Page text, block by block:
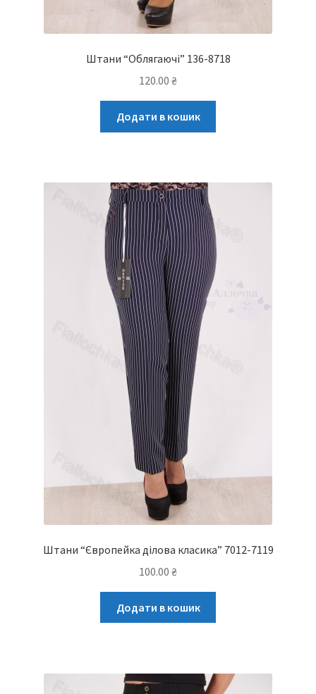
Штани “Облягаючі” 136-8718
120.00 ₴
Додати в кошик
Штани “Європейка ділова класика” 7012-7119
100.00 ₴
Додати в кошик